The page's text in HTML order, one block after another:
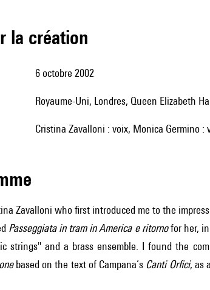
la création
6 octobre 2002
Royaume-Uni, Londres, Queen Elizabeth
Cristina Zavalloni : voix, Monica Germino
Zavalloni who first introduced me to the
Passeggiata in tram in America e ritorno for her,
strings" and a brass ensemble. I found the
based on the text of Campana’s Canti Orfici, as